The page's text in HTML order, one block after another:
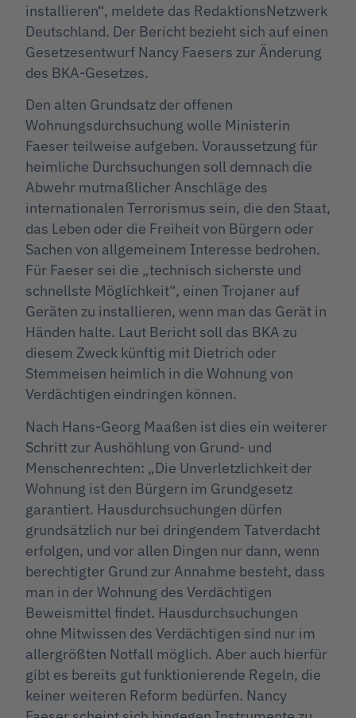
installieren“, meldete das RedaktionsNetzwerk
Deutschland. Der Bericht bezieht sich auf einen
Gesetzesentwurf Nancy Faesers zur Änderung
des BKA-Gesetzes.
Den alten Grundsatz der offenen
Wohnungsdurchsuchung wolle Ministerin
Faeser teilweise aufgeben. Voraussetzung für
heimliche Durchsuchungen soll demnach die
Abwehr mutmaßlicher Anschläge des
internationalen Terrorismus sein, die den Staat,
das Leben oder die Freiheit von Bürgern oder
Sachen von allgemeinem Interesse bedrohen.
Für Faeser sei die „technisch sicherste und
schnellste Möglichkeit“, einen Trojaner auf
Geräten zu installieren, wenn man das Gerät in
Händen halte. Laut Bericht soll das BKA zu
diesem Zweck künftig mit Dietrich oder
Stemmeisen heimlich in die Wohnung von
Verdächtigen eindringen können.
Nach Hans-Georg Maaßen ist dies ein weiterer
Schritt zur Aushöhlung von Grund- und
Menschenrechten: „Die Unverletzlichkeit der
Wohnung ist den Bürgern im Grundgesetz
garantiert. Hausdurchsuchungen dürfen
grundsätzlich nur bei dringendem Tatverdacht
erfolgen, und vor allen Dingen nur dann, wenn
berechtigter Grund zur Annahme besteht, dass
man in der Wohnung des Verdächtigen
Beweismittel findet. Hausdurchsuchungen
ohne Mitwissen des Verdächtigen sind nur im
allergrößten Notfall möglich. Aber auch hierfür
gibt es bereits gut funktionierende Regeln, die
keiner weiteren Reform bedürfen. Nancy